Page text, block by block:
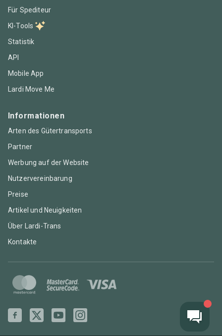
Für Spediteur
KI-Tools
Statistik
API
Mobile App
Lardi Move Me
Informationen
Arten des Gütertransports
Partner
Werbung auf der Website
Nutzervereinbarung
Preise
Artikel und Neuigkeiten
Über Lardi-Trans
Kontakte